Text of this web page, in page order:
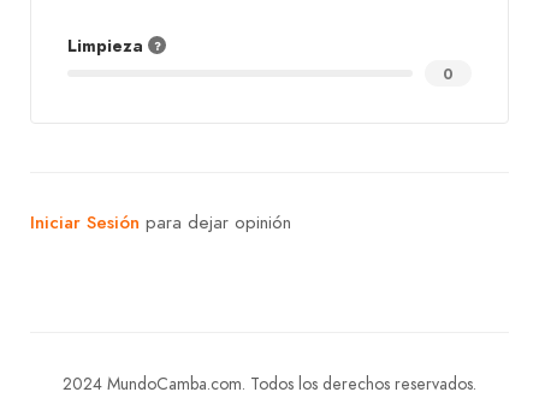
Limpieza
0
Iniciar Sesión para dejar opinión
2024 MundoCamba.com. Todos los derechos reservados.